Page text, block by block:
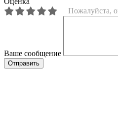
Пожалуйста,
Ваше сообщение